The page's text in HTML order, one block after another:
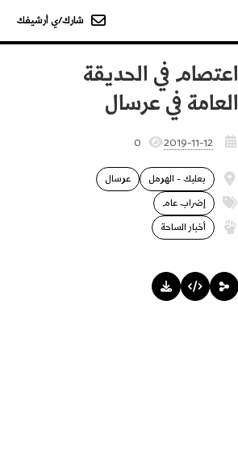
شارك/ي أرشيفك
اعتصام في الحديقة
العامة في عرسال
2019-11-12
0
بعلبك - الهرمل
عرسال
إضراب عام
أخبار الساحة